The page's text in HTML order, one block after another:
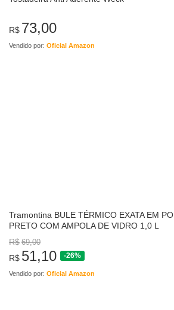
R$ 73,00
Vendido por: Oficial Amazon
Tramontina BULE TÉRMICO EXATA EM
PRETO COM AMPOLA DE VIDRO 1,0 L
R$ 69,00
R$ 51,10 -26%
Vendido por: Oficial Amazon